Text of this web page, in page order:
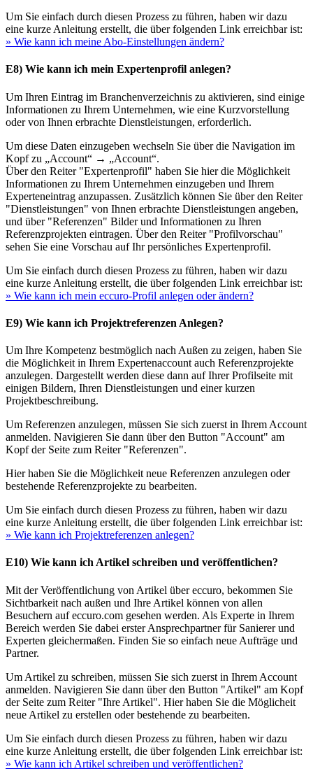
Um Sie einfach durch diesen Prozess zu führen, haben wir dazu
eine kurze Anleitung erstellt, die über folgenden Link erreichbar ist:
» Wie kann ich meine Abo-Einstellungen ändern?
E8) Wie kann ich mein Expertenprofil anlegen?
Um Ihren Eintrag im Branchenverzeichnis zu aktivieren, sind einige
Informationen zu Ihrem Unternehmen, wie eine Kurzvorstellung
oder von Ihnen erbrachte Dienstleistungen, erforderlich.
Um diese Daten einzugeben wechseln Sie über die Navigation im
Kopf zu „Account“ → „Account“.
Über den Reiter "Expertenprofil" haben Sie hier die Möglichkeit
Informationen zu Ihrem Unternehmen einzugeben und Ihrem
Experteneintrag anzupassen. Zusätzlich können Sie über den Reiter
"Dienstleistungen" von Ihnen erbrachte Dienstleistungen angeben,
und über "Referenzen" Bilder und Informationen zu Ihren
Referenzprojekten eintragen. Über den Reiter "Profilvorschau"
sehen Sie eine Vorschau auf Ihr persönliches Expertenprofil.
Um Sie einfach durch diesen Prozess zu führen, haben wir dazu
eine kurze Anleitung erstellt, die über folgenden Link erreichbar ist:
» Wie kann ich mein eccuro-Profil anlegen oder ändern?
E9) Wie kann ich Projektreferenzen Anlegen?
Um Ihre Kompetenz bestmöglich nach Außen zu zeigen, haben Sie
die Möglichkeit in Ihrem Expertenaccount auch Referenzprojekte
anzulegen. Dargestellt werden diese dann auf Ihrer Profilseite mit
einigen Bildern, Ihren Dienstleistungen und einer kurzen
Projektbeschreibung.
Um Referenzen anzulegen, müssen Sie sich zuerst in Ihrem Account
anmelden. Navigieren Sie dann über den Button "Account" am
Kopf der Seite zum Reiter "Referenzen".
Hier haben Sie die Möglichkeit neue Referenzen anzulegen oder
bestehende Referenzprojekte zu bearbeiten.
Um Sie einfach durch diesen Prozess zu führen, haben wir dazu
eine kurze Anleitung erstellt, die über folgenden Link erreichbar ist:
» Wie kann ich Projektreferenzen anlegen?
E10) Wie kann ich Artikel schreiben und veröffentlichen?
Mit der Veröffentlichung von Artikel über eccuro, bekommen Sie
Sichtbarkeit nach außen und Ihre Artikel können von allen
Besuchern auf eccuro.com gesehen werden. Als Experte in Ihrem
Bereich werden Sie dabei erster Ansprechpartner für Sanierer und
Experten gleichermaßen. Finden Sie so einfach neue Aufträge und
Partner.
Um Artikel zu schreiben, müssen Sie sich zuerst in Ihrem Account
anmelden. Navigieren Sie dann über den Button "Artikel" am Kopf
der Seite zum Reiter "Ihre Artikel". Hier haben Sie die Möglicheit
neue Artikel zu erstellen oder bestehende zu bearbeiten.
Um Sie einfach durch diesen Prozess zu führen, haben wir dazu
eine kurze Anleitung erstellt, die über folgenden Link erreichbar ist:
» Wie kann ich Artikel schreiben und veröffentlichen?